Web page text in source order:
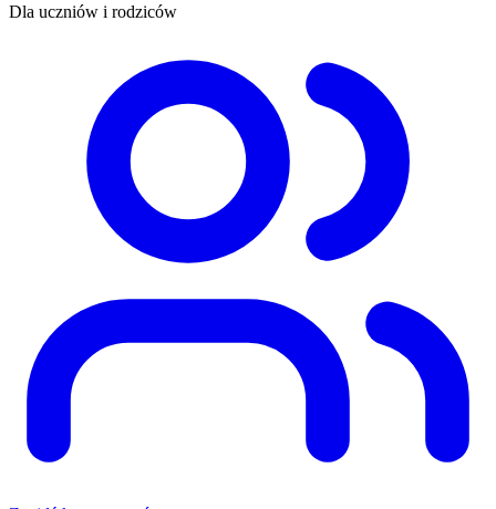
Dla uczniów i rodziców